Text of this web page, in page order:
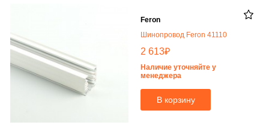
Feron
Шинопровод Feron 41110
2 613₽
Наличие уточняйте у
менеджера
В корзину